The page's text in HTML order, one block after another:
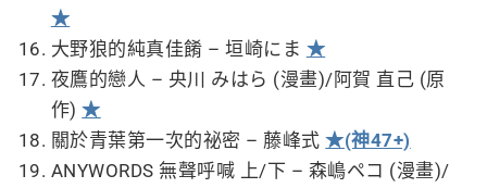
★
大野狼的純真佳餚 – 垣崎にま ★
夜鷹的戀人 – 央川 みはら (漫畫)/阿賀 直己 (原
作)★
關於青葉第一次的祕密 – 藤峰式★(神47+)
ANYWORDS 無聲呼喊 上/下 – 森嶋ペコ (漫畫)/